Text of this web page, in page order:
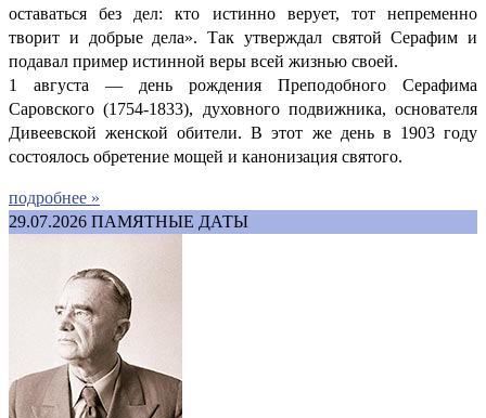
оставаться без дел: кто истинно верует, тот непременно
творит и добрые дела». Так утверждал святой Серафим и
подавал пример истинной веры всей жизнью своей.
1 августа — день рождения Преподобного Серафима
Саровского (1754-1833), духовного подвижника, основателя
Дивеевской женской обители. В этот же день в 1903 году
состоялось обретение мощей и канонизация святого.
подробнее »
29.07.2026 ПАМЯТНЫЕ ДАТЫ